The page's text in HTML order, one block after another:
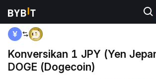
Beranda
Konversikan 1 JPY (Yen
DOGE (Dogecoin)